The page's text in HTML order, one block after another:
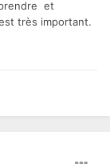
et
très important.